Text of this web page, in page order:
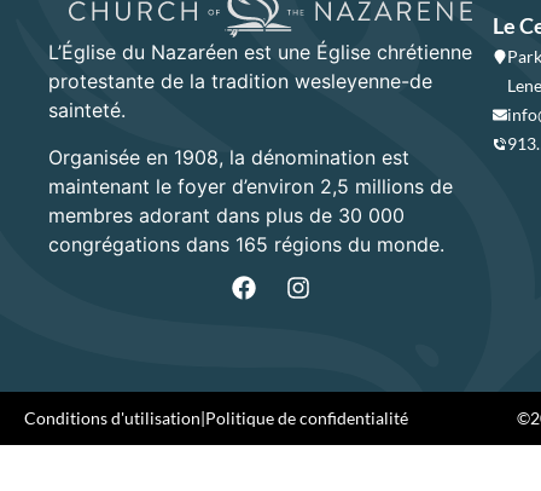
L’Église du Nazaréen est une Église chrétienne
protestante de la tradition wesleyenne-de
sainteté.
Organisée en 1908, la dénomination est
maintenant le foyer d’environ 2,5 millions de
membres adorant dans plus de 30 000
congrégations dans 165 régions du monde.
Le
Conditions d'utilisation|Politique de confidentialité